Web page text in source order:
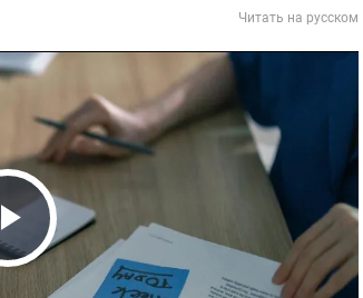
Читать на русском
Video